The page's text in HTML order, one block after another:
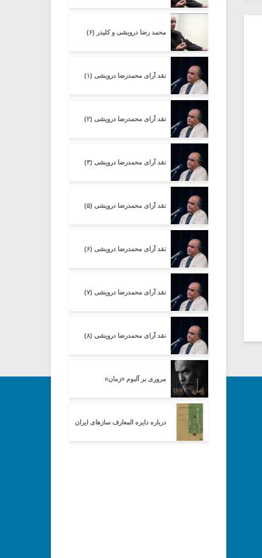
محمد رضا درویشی و کلیدر (۶)
نقد آرای محمدرضا درویشی (۱)
نقد آرای محمدرضا درویشی (۲)
نقد آرای محمدرضا درویشی (۳)
نقد آرای محمدرضا درویشی (۵)
نقد آرای محمدرضا درویشی (۶)
نقد آرای محمدرضا درویشی (۷)
نقد آرای محمدرضا درویشی (۸)
مروری بر آلبوم «زمان»
درباره دایره المعارف سازهای ایران